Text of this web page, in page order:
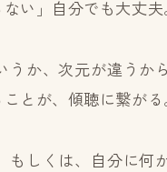
い」自分でも大丈夫
うか、次元が違うか
とが、傾聴に繋がる
もしくは、自分に何